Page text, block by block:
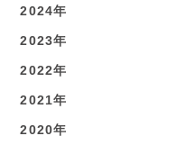
2024年
2023年
2022年
2021年
2020年